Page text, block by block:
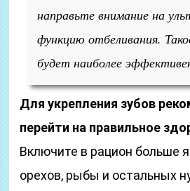
направьте внимание на
функцию отбеливания.
будет наиболее
Для укрепления зубов
перейти на правильное
Включите в рацион больше
орехов, рыбы и остальных